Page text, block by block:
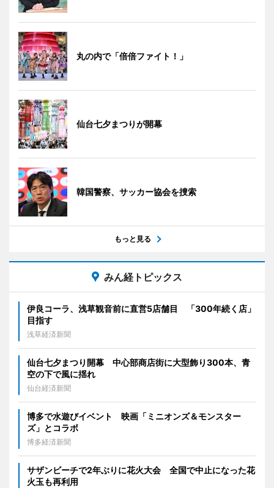
丸の内で「倍倍ファイト！」
仙台七夕まつりが開幕
韓国警察、サッカー協会を捜索
もっと見る
みん経トピックス
伊良コーラ、浅草観音前に直営5店舗目 「300年続く店」
目指す
浅草経済新聞
仙台七夕まつり開幕 中心部商店街に大型飾り300本、青
空の下で風に揺れ
仙台経済新聞
博多で水遊びイベント 映画「ミニオンズ＆モンスター
ズ」とコラボ
博多経済新聞
サザンビーチで2年ぶりに花火大会 全国で中止になった花
火玉も再利用